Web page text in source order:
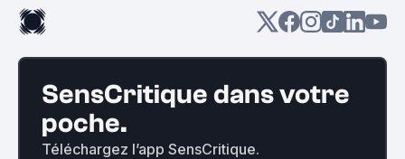
SensCritique dans votre
poche.
Téléchargez l’app SensCritique.